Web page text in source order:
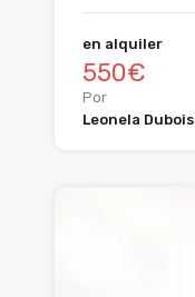
en alquiler
550€
Por
Leonela Dubois